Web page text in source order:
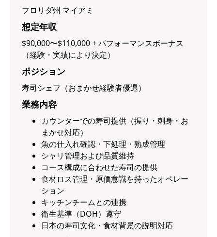
フロリダ州 マイアミ
想定年収
$90,000〜$110,000 + パフォーマンスボーナス
（経験・実績により決定）
ポジション
寿司シェフ（おまかせ経験者優遇）
業務内容
カウンターでの寿司提供（握り・刺身・お
まかせ対応）
魚の仕入れ確認・下処理・熟成管理
シャリ管理および品質維持
コース構成に合わせた寿司の提供
食材ロス管理・原価意識を持ったオペレー
ション
キッチンチームとの連携
衛生基準（DOH）遵守
日本の寿司文化・食材背景の説明対応